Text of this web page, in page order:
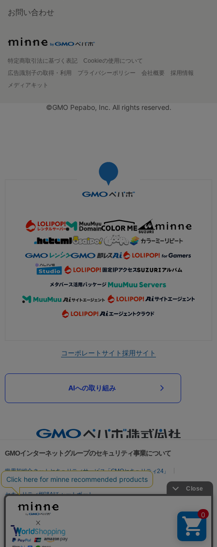
お問い合わせ
特定商取引法に基づく表記
Cookieの使用について
広告識別子の取得・利用
プライバシーポリシー 会社概要
採用情報
メディアキット
©GMO Pepabo, Inc. All rights reserved.
コーポレートサイト採用サイト
AIへの取り組み
GMOインターネットグループのセキュリティ事業について
世界初総合ネットセキュリティサービス「GMOセキュリティ24」
パスワード漏洩診断
Webサイトリスク診断
セキュリティ相談AIチャットボット
実在証明・盗聴対策
サイバー攻撃対策（GMO Flatt Security）
セキュリティ事業の軌跡